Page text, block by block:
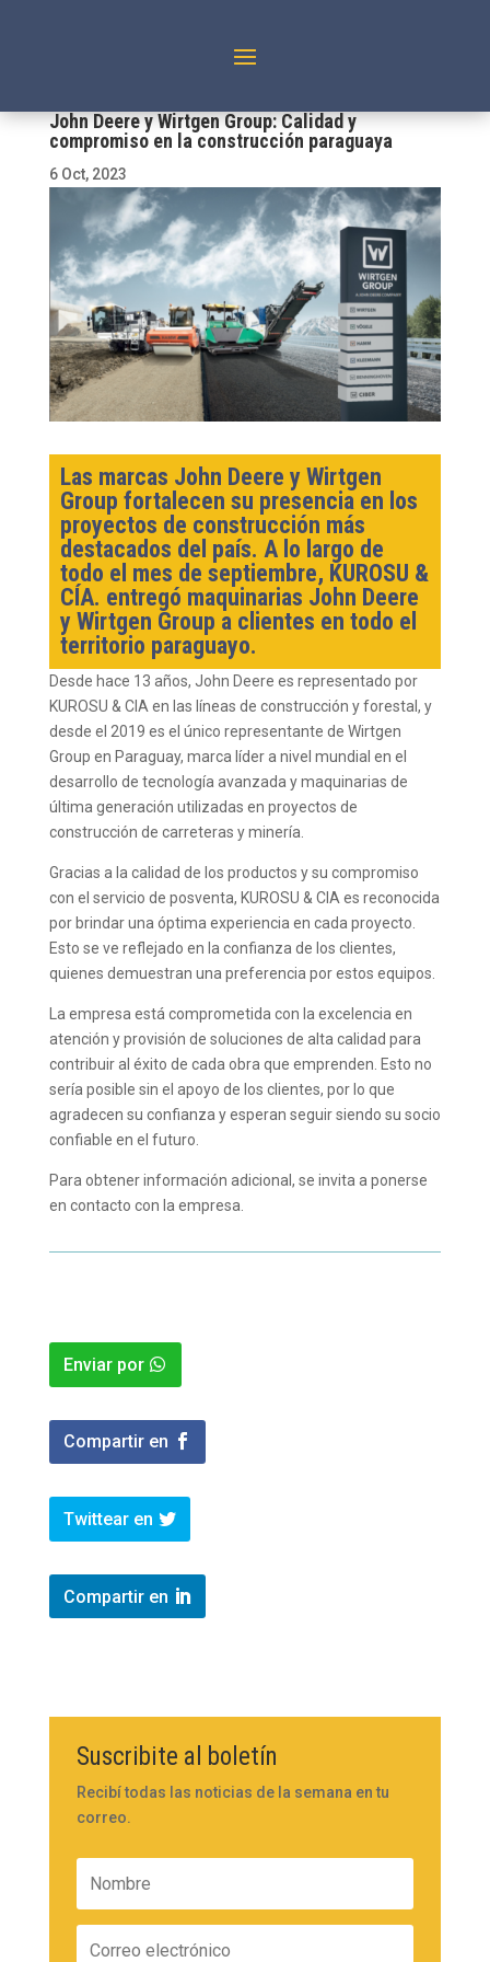
John Deere y Wirtgen Group: Calidad y
compromiso en la construcción paraguaya
6 Oct, 2023
Las marcas John Deere y Wirtgen
Group fortalecen su presencia en los
proyectos de construcción más
destacados del país. A lo largo de
todo el mes de septiembre, KUROSU &
CÍA. entregó maquinarias John Deere
y Wirtgen Group a clientes en todo el
territorio paraguayo.
Desde hace 13 años, John Deere es representado por
KUROSU & CIA en las líneas de construcción y forestal, y
desde el 2019 es el único representante de Wirtgen
Group en Paraguay, marca líder a nivel mundial en el
desarrollo de tecnología avanzada y maquinarias de
última generación utilizadas en proyectos de
construcción de carreteras y minería.
Gracias a la calidad de los productos y su compromiso
con el servicio de posventa, KUROSU & CIA es reconocida
por brindar una óptima experiencia en cada proyecto.
Esto se ve reflejado en la confianza de los clientes,
quienes demuestran una preferencia por estos equipos.
La empresa está comprometida con la excelencia en
atención y provisión de soluciones de alta calidad para
contribuir al éxito de cada obra que emprenden. Esto no
sería posible sin el apoyo de los clientes, por lo que
agradecen su confianza y esperan seguir siendo su socio
confiable en el futuro.
Para obtener información adicional, se invita a ponerse
en contacto con la empresa.
Enviar por
Compartir en
Twittear en
Compartir en
Suscribite al boletín
Recibí todas las noticias de la semana en tu
correo.